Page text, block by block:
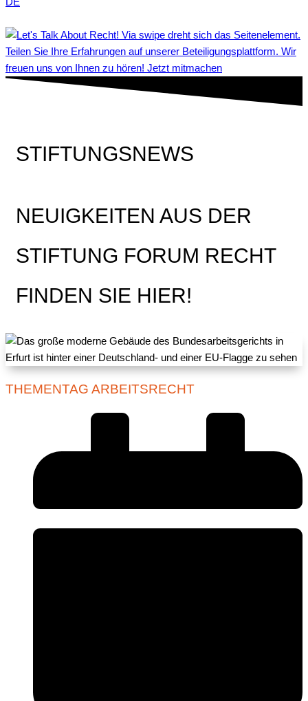
Teilen Sie Ihre Erfahrungen auf unserer Beteiligungsplattform. Wir
freuen uns von Ihnen zu hören! Jetzt mitmachen
STIFTUNGSNEWS
NEUIGKEITEN AUS DER
STIFTUNG FORUM RECHT
FINDEN SIE HIER!
THEMENTAG ARBEITSRECHT